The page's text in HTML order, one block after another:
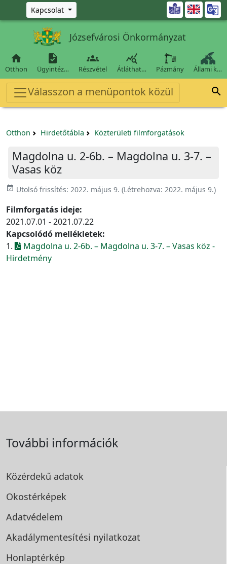
Ugrás a fő tartalomra
Kapcsolat 
Józsefvárosi Önkormányzat

Otthon

Ügyintéz…

Részvétel

Átláthat… Pázmány Állami k…
Válasszon a menüpontok közül 
Otthon Hirdetőtábla Közterületi filmforgatások
Magdolna u. 2-6b. – Magdolna u. 3-7. –
Vasas köz
event_available Utolsó frissítés: 2022. május 9. (Létrehozva: 2022. május 9.)
Filmforgatás ideje:
2021.07.01 - 2021.07.22
Kapcsolódó mellékletek:
1.
Magdolna u. 2-6b. – Magdolna u. 3-7. – Vasas köz -
Hirdetmény
További információk
Közérdekű adatok
Okostérképek
Adatvédelem
Akadálymentesítési nyilatkozat
Honlaptérkép